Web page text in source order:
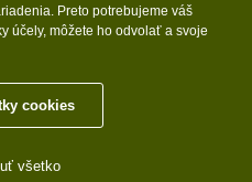
cookie.
Preto potrebujeme váš
účely, môžete ho odvolať a svoje
cookies
všetko